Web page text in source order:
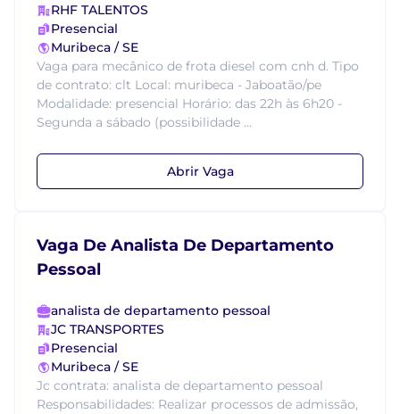
RHF TALENTOS
Presencial
Muribeca / SE
Vaga para mecânico de frota diesel com cnh d. Tipo
de contrato: clt Local: muribeca - Jaboatão/pe
Modalidade: presencial Horário: das 22h às 6h20 -
Segunda a sábado (possibilidade ...
Abrir Vaga
Vaga De Analista De Departamento
Pessoal
analista de departamento pessoal
JC TRANSPORTES
Presencial
Muribeca / SE
Jc contrata: analista de departamento pessoal
Responsabilidades: Realizar processos de admissão,